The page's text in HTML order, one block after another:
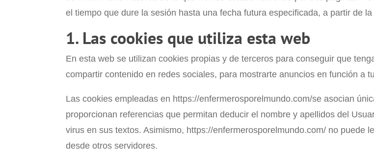
el tiempo que dure la sesión hasta una fecha futura especificada, a partir de
1. Las cookies que utiliza esta web
En esta web se utilizan cookies propias y de terceros para conseguir que
compartir contenido en redes sociales, para mostrarte anuncios en función a
Las cookies empleadas en https://enfermerosporelmundo.com/se asocian
proporcionan referencias que permitan deducir el nombre y apellidos del
virus en sus textos. Asimismo, https://enfermerosporelmundo.com/ no puede
desde otros servidores.